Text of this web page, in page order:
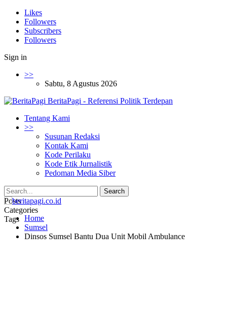
Likes
Followers
Subscribers
Followers
Sign in
>>
Sabtu, 8 Agustus 2026
BeritaPagi - Referensi Politik Terdepan
Tentang Kami
>>
Susunan Redaksi
Kontak Kami
Kode Perilaku
Kode Etik Jurnalistik
Pedoman Media Siber
Posts
Categories
Tags Home
Sumsel
Dinsos Sumsel Bantu Dua Unit Mobil Ambulance